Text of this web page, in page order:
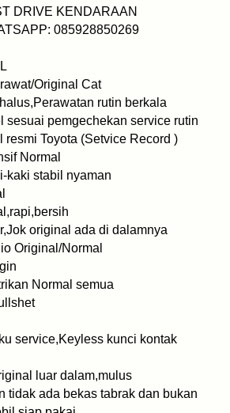
DRIVE KENDARAAN
085928850269
Original Cat
rutin berkala
sesuai pemgechekan service rutin
resmi Toyota (Setvice Record )
Normal
kaki stabil nyaman
original ada di dalamnya
Original/Normal
Normal semua
service,Keyless kunci kontak
luar dalam,mulus
tidak ada bekas tabrak dan bukan